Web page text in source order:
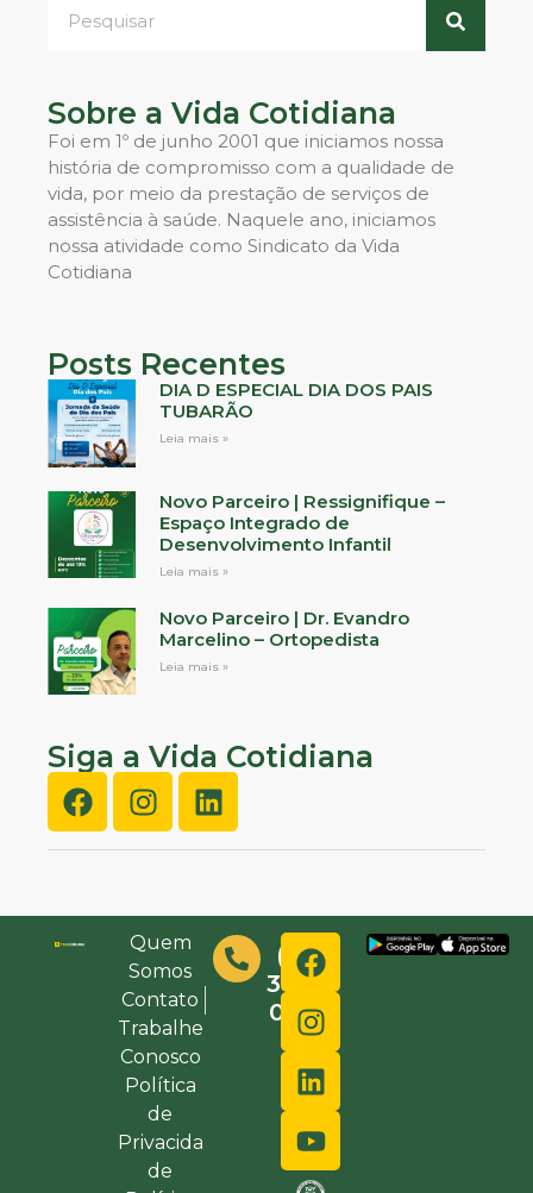
Sobre a Vida Cotidiana
Foi em 1º de junho 2001 que iniciamos nossa
história de compromisso com a qualidade de
vida, por meio da prestação de serviços de
assistência à saúde. Naquele ano, iniciamos
nossa atividade como Sindicato da Vida
Cotidiana
Posts Recentes
DIA D ESPECIAL DIA DOS PAIS
TUBARÃO
Leia mais »
Novo Parceiro | Ressignifique –
Espaço Integrado de
Desenvolvimento Infantil
Leia mais »
Novo Parceiro | Dr. Evandro
Marcelino – Ortopedista
Leia mais »
Siga a Vida Cotidiana
Quem
Somos
Contato
Trabalhe
Conosco
Política
de
Privacida
de
(48)
3632-
0000